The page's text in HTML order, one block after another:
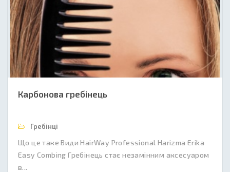
Карбонова гребінець
Гребінці
Що це таке Види HairWay Professional Harizma Erika
Easy Combing Гребінець стає незамінним аксесуаром
в...